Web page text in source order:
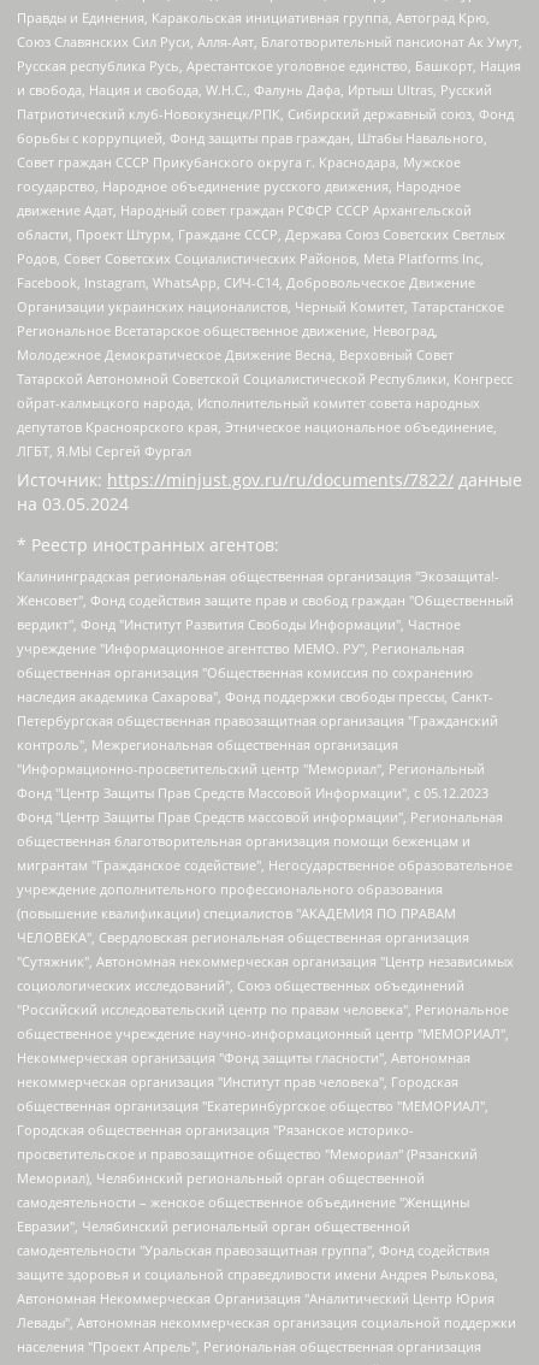
Правды и Единения, Каракольская инициативная группа, Автоград Крю,
Союз Славянских Сил Руси, Алля-Аят, Благотворительный пансионат Ак Умут,
Русская республика Русь, Арестантское уголовное единство, Башкорт, Нация
и свобода, Нация и свобода, W.H.С., Фалунь Дафа, Иртыш Ultras, Русский
Патриотический клуб-Новокузнецк/РПК, Сибирский державный союз, Фонд
борьбы с коррупцией, Фонд защиты прав граждан, Штабы Навального,
Совет граждан СССР Прикубанского округа г. Краснодара, Мужское
государство, Народное объединение русского движения, Народное
движение Адат, Народный совет граждан РСФСР СССР Архангельской
области, Проект Штурм, Граждане СССР, Держава Союз Советских Светлых
Родов, Совет Советских Социалистических Районов, Meta Platforms Inc,
Facebook, Instagram, WhatsApp, СИЧ-С14, Добровольческое Движение
Организации украинских националистов, Черный Комитет, Татарстанское
Региональное Всетатарское общественное движение, Невоград,
Молодежное Демократическое Движение Весна, Верховный Совет
Татарской Автономной Советской Социалистической Республики, Конгресс
ойрат-калмыцкого народа, Исполнительный комитет совета народных
депутатов Красноярского края, Этническое национальное объединение,
ЛГБТ, Я.МЫ Сергей Фургал
Источник: https://minjust.gov.ru/ru/documents/7822/ данные
на 03.05.2024
* Реестр иностранных агентов:
Калининградская региональная общественная организация "Экозащита!-Женсовет", Фонд содействия защите прав и свобод граждан "Общественный вердикт", Фонд "Институт Развития Свободы Информации", Частное учреждение "Информационное агентство МЕМО. РУ", Региональная общественная организация "Общественная комиссия по сохранению наследия академика Сахарова", Фонд поддержки свободы прессы, Санкт-Петербургская общественная правозащитная организация "Гражданский контроль", Межрегиональная общественная организация "Информационно-просветительский центр "Мемориал", Региональный Фонд "Центр Защиты Прав Средств Массовой Информации", с 05.12.2023 Фонд "Центр Защиты Прав Средств массовой информации", Региональная общественная благотворительная организация помощи беженцам и мигрантам "Гражданское содействие", Негосударственное образовательное учреждение дополнительного профессионального образования (повышение квалификации) специалистов "АКАДЕМИЯ ПО ПРАВАМ ЧЕЛОВЕКА", Свердловская региональная общественная организация "Сутяжник", Автономная некоммерческая организация "Центр независимых социологических исследований", Союз общественных объединений "Российский исследовательский центр по правам человека", Региональное общественное учреждение научно-информационный центр "МЕМОРИАЛ", Некоммерческая организация "Фонд защиты гласности", Автономная некоммерческая организация "Институт прав человека", Городская общественная организация "Екатеринбургское общество "МЕМОРИАЛ", Городская общественная организация "Рязанское историко-просветительское и правозащитное общество "Мемориал" (Рязанский Мемориал), Челябинский региональный орган общественной самодеятельности – женское общественное объединение "Женщины Евразии", Челябинский региональный орган общественной самодеятельности "Уральская правозащитная группа", Фонд содействия защите здоровья и социальной справедливости имени Андрея Рылькова, Автономная Некоммерческая Организация "Аналитический Центр Юрия Левады", Автономная некоммерческая организация социальной поддержки населения "Проект Апрель", Региональная общественная организация помощи женщинам и детям, находящимся в кризисной ситуации "Информационно-методический центр "Анна", Фонд содействия развитию массовых коммуникаций и правовому просвещению "Так-так-Так", Фонд содействия устойчивому развитию "Серебряная тайга", Свердловский региональный общественный фонд социальных проектов "Новое время", "Idel.Реалии", Кавказ.Реалии, Крым.Реалии, Телеканал Настоящее Время, Татаро-башкирская служба Радио Свобода (Azatliq Radiosi), Радио Свободная Европа/Радио Свобода (PCE/PC), "Сибирь.Реалии", "Фактограф", Благотворительный фонд помощи осужденным и их семьям, Автономная некоммерческая организация "Институт глобализации и социальных движений", Фонд "В защиту прав заключенных", Частное учреждение "Центр поддержки и содействия развитию средств массовой информации", Пензенский региональный общественный благотворительный фонд "Гражданский союз", "Север.Реалии", Некоммерческая организация Фонд "Правовая инициатива", Общество с ограниченной ответственностью "Радио Свободная Европа/Радио Свобода", Чешское информационное агентство "MEDIUM-ORIENT", Красноярская региональная общественная организация "Мы против СПИДа", Камалягин Денис Николаевич, Маркелов Сергей Евгеньевич, Пономарев Лев Александрович, Савицкая Людмила Алексеевна, Автономная некоммерческая организация "Центр по работе с проблемой насилия "НАСИЛИЮ.НЕТ", Межрегиональный профессиональный союз работников здравоохранения "Альянс врачей", Юридическое лицо, зарегистрированное в Латвийской Республике, SIA "Medusa Project" (регистрационный номер 40103797863, дата регистрации 10.06.2014), Некоммерческая организация "Фонд по борьбе с коррупцией", Автономная некоммерческая организация "Институт права и публичной политики", Баданин Роман Сергеевич, Гликин Максим Александрович, Железнова Мария Михайловна, Лукьянова Юлия Сергеевна, Маетная Елизавета Витальевна, Маняхин Петр Борисович, Чуракова Ольга Владимировна, Ярош Юлия Петровна, Юридическое лицо "The Insider SIA", зарегистрированное в Риге, Латвийская Республика (дата регистрации 26.06.2015), являющееся администратором доменного имени интернет-издания "The Insider SIA", https://theins.ru, Постернак Алексей Евгеньевич, Рубин Михаил Аркадьевич, Анин Роман Александрович, Юридическое лицо Istories fonds, зарегистрированное в Латвийской Республике (регистрационный номер 50008295751, дата регистрации 24.02.2020), Великовский Дмитрий Александрович, Долинина Ирина Николаевна, Мароховская Алеся Алексеевна, Шлейнов Роман Юрьевич, Шмагун Олеся Валентиновна, Общество с ограниченной ответственностью "Альтаир 2021", Общество с ограниченной ответственностью "Вега 2021", Общество с ограниченной ответственностью "Главный редактор 2021", Общество с ограниченной ответственностью "Ромашки монолит", Важенков Артем Валерьевич, Ивановская областная общественная организация "Центр гендерных исследований", Гурман Юрий Альбертович, Медиапроект "ОВД-Инфо", Егоров Владимир Владимирович, Жилинский Владимир Александрович, Общество с ограниченной ответственностью "ЗП", Иванова София Юрьевна, Карезина Инна Павловна, Кильтау Екатерина Викторовна, Петров Алексей Викторович, Пискунов Сергей Евгеньевич, Смирнов Сергей Сергеевич, Тихонов Михаил Сергеевич, Общество с ограниченной ответственностью "ЖУРНАЛИСТ-ИНОСТРАННЫЙ АГЕНТ", Арапова Галина Юрьевна, Вольтская Татьяна Анатольевна, Американская компания "Mason G.E.S. Anonymous Foundation" (США), являющаяся владельцем интернет-издания https://mnews.world/, Компания "Stichting Bellingcat", зарегистрированная в Нидерландах (дата регистрации 11.07.2018), Захаров Андрей Вячеславович, Клепиковская Екатерина Дмитриевна, Общество с ограниченной ответственностью "МЕМО", Перл Роман Александрович, Симонов Евгений Алексеевич, Соловьева Елена Анатольевна, Сотников Даниил Владимирович, Сурначева Елизавета Дмитриевна, Автономная некоммерческая организация по защите прав человека и информированию населения "Якутия – Наше Мнение", Общество с ограниченной ответственностью "Москоу диджитал медиа", с 26.01.2023 Общество с ограниченной ответственностью "Чайка Белые сады", Ветошкина Валерия Валерьевна, Заговора Максим Александрович, Межрегиональное общественное движение "Российская ЛГБТ - сеть", Оленичев Максим Владимирович, Павлов Иван Юрьевич, Скворцова Елена Сергеевна, Общество с ограниченной ответственностью "Как бы инагент", Кочетков Игорь Викторович, Общество с ограниченной ответственностью "Честные выборы", Еланчик Олег Александрович, Общество с ограниченной ответственностью "Нобелевский призыв", Гималова Регина Эмилевна, Григорьев Андрей Валерьевич, Григорьева Алина Александровна, Ассоциация по содействию защите прав призывников, альтернативнослужащих и военнослужащих "Правозащитная группа "Гражданин.Армия.Право", Хисамова Регина Фаритовна, Автономная некоммерческая организация по реализации социально-правовых программ "Лилит", Дальневосточное общественное движение "Маяк", Санкт-Петербургская ЛГБТ-инициативная группа "Выход", Инициативная группа ЛГБТ+ "Реверс", Алексеев Андрей Викторович, Бекбулатова Таисия Львовна, Беляев Иван Михайлович, Владыкина Елена Сергеевна, Гельман Марат Александрович, Никульшина Вероника Юрьевна, Толоконникова Надежда Андреевна, Шендерович Виктор Анатольевич, Общество с ограниченной ответственностью "Данное сообщение", Общество с ограниченной ответственностью Издательский дом "Новая глава", Айнбиндер Александра Александровна, Московский комьюнити-центр для ЛГБТ+инициатив, Благотворительный фонд развития филантропии, Deutsche Welle (Германия, Kurt-Schumacher-Strasse 3, 53113 Bonn), Борзунова Мария Михайловна, Воробьев Виктор Викторович, Голубева Анна Львовна, Константинова Алла Михайловна, Малкова Ирина Владимировна, Мурадов Мурад Абдулгалимович, Осетинская Елизавета Николаевна, Понасенков Евгений Николаевич, Ганапольский Матвей Юрьевич, Киселев Евгений Алексеевич, Борухович Ирина Григорьевна, Дремин Иван Тимофеевич, Дубровский Дмитрий Викторович, Красноярская региональная общественная организация поддержки и развития альтернативных образовательных технологий и межкультурных коммуникаций "ИНТЕРРА", Маяковская Екатерина Алексеевна, Фейгин Марк Захарович, Филимонов Андрей Викторович, Дзугкоева Регина Николаевна, Доброхотов Роман Александрович, Дудь Юрий Александрович, Елкин Сергей Владимирович, Кругликов Кирилл Игоревич, Сабунаева Мария Леонидовна, Семенов Алексей Владимирович, Шаинян Карен Багратович, Шульман Екатерина Михайловна, Асафьев Артур Валерьевич, Вахштайн Виктор Семенович, Венедиктов Алексей Алексеевич, Лушникова Екатерина Евгеньевна, Волков Леонид Михайлович, Невзоров Александр Глебович, Пархоменко Сергей Борисович, Сироткин Ярослав Николаевич, Кара-Мурза Владимир Владимирович, Баранова Наталья Владимировна, Гозман Леонид Яковлевич, Кагарлицкий Борис Юльевич, Климарев Михаил Валерьевич, Милов Владимир Станиславович, Автономная некоммерческая организация Краснодарский центр современного искусства "Типография", Моргенштерн Алишер Тагирович, Соболь Любовь Эдуардовна, Общество с ограниченной ответственностью "ЛИЗА НОРМ", Каспаров Гарри Кимович, Ходорковский Михаил Борисович, Общество с ограниченной ответственностью "Апрельские тезисы", Данилович Ирина Брониславовна, Кашин Олег Владимирович, Петров Николай Владимирович, Пивоваров Алексей Владимирович, Соколов Михаил Владимирович, Цветкова Юлия Владимировна, Чичваркин Евгений Александрович, Комитет против пыток/Команда против пыток, Общество с ограниченной ответственностью "Первый научный", Общество с ограниченной ответственностью "Вертолет и ко", Белоцерковская Вероника Борисовна, Кац Максим Евгеньевич, Лазарева Татьяна Юрьевна, Шаведдинов Руслан Табризович, Яшин Илья Валерьевич, Общество с ограниченной ответственностью "Иноагент ААВ", Алешковский Дмитрий Петрович, Альбац Евгения Марковна, Быков Дмитрий Львович, Галямина Юлия Евгеньевна, Лойко Сергей Леонидович, Мартынов Кирилл Константинович, Медведев Сергей Александрович, Крашенинников Федор Геннадиевич, Гордеева Катерина Вл